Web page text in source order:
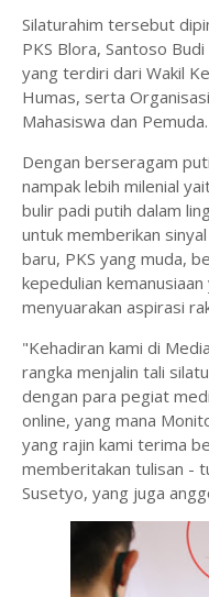
Silaturahim tersebut
PKS Blora, Santoso
yang terdiri dari Wakil
Humas, serta
Mahasiswa dan Pemuda.
Dengan berseragam
nampak lebih milenial
bulir padi putih dalam
untuk memberikan
baru, PKS yang muda,
kepedulian
menyuarakan aspirasi
"Kehadiran kami di
rangka menjalin tali
dengan para pegiat
online, yang mana
yang rajin kami terima
memberitakan tulisan -
Susetyo, yang juga